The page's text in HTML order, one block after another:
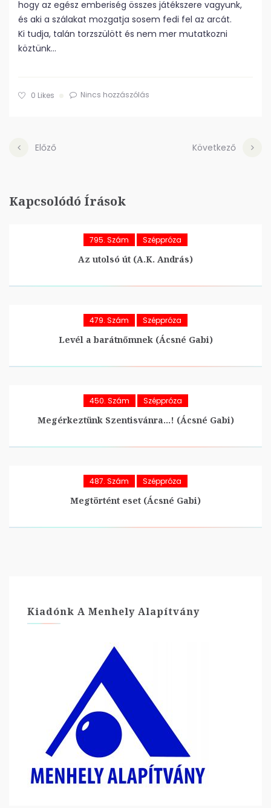
hogy az egész emberiség összes játékszere vagyunk,
és aki a szálakat mozgatja sosem fedi fel az arcát.
Ki tudja, talán torzszülött és nem mer mutatkozni
köztünk…
0 Likes Nincs hozzászólás
Előző Következő
Kapcsolódó Írások
795. Szám Széppróza
Az utolsó út (A.K. András)
479. Szám Széppróza
Levél a barátnőmnek (Ácsné Gabi)
450. Szám Széppróza
Megérkeztünk Szentisvánra…! (Ácsné Gabi)
487. Szám Széppróza
Megtörtént eset (Ácsné Gabi)
Kiadónk A Menhely Alapítvány